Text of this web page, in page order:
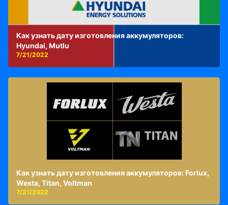
Как узнать дату изготовления аккумуляторов:
Hyundai, Mutlu
7/21/2022
Как узнать дату изготовления аккумуляторов: Forlux,
Westa, Titan, Voltman
7/21/2022